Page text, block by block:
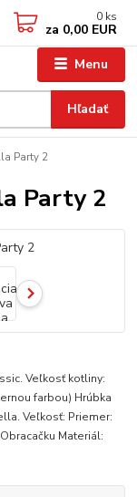
Menu
Hľadať
0 ks
za 0,00 EUR
Party 2
Party 2
Veľkosť kotliny:
farbou) Hrúbka
Veľkosť: Priemer:
Materiál: